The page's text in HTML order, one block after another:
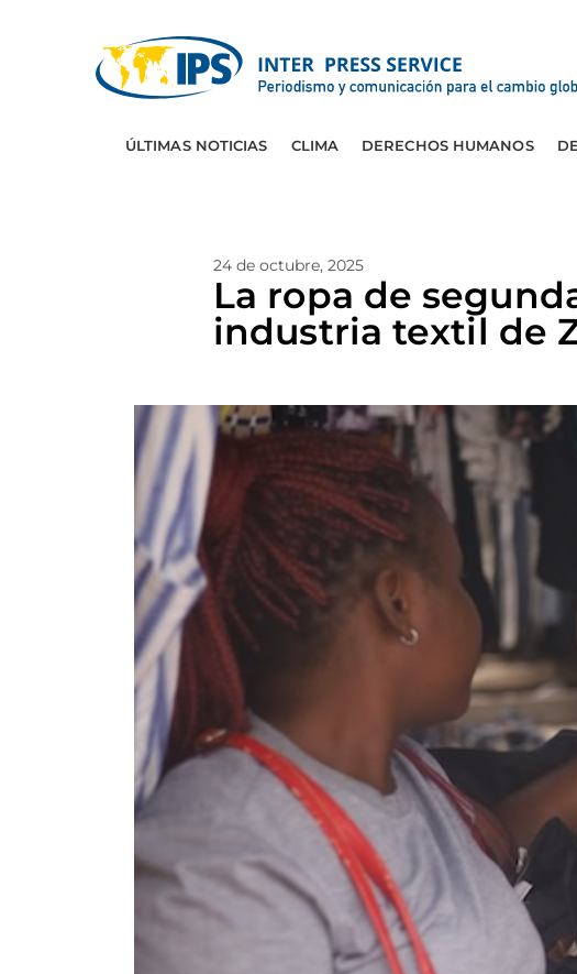
ÚLTIMAS NOTICIAS CLIMA DERECHOS HUMANOS
24 de octubre, 2025
La ropa de
industria textil de